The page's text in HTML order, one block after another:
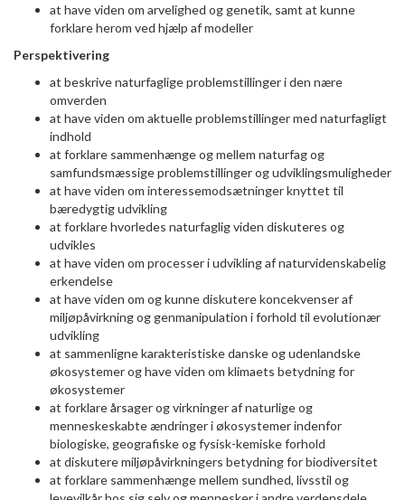
at have viden om arvelighed og genetik, samt at kunne
forklare herom ved hjælp af modeller
Perspektivering
at beskrive naturfaglige problemstillinger i den nære
omverden
at have viden om aktuelle problemstillinger med naturfagligt
indhold
at forklare sammenhænge og mellem naturfag og
samfundsmæssige problemstillinger og udviklingsmuligheder
at have viden om interessemodsætninger knyttet til
bæredygtig udvikling
at forklare hvorledes naturfaglig viden diskuteres og
udvikles
at have viden om processer i udvikling af naturvidenskabelig
erkendelse
at have viden om og kunne diskutere koncekvenser af
miljøpåvirkning og genmanipulation i forhold til evolutionær
udvikling
at sammenligne karakteristiske danske og udenlandske
økosystemer og have viden om klimaets betydning for
økosystemer
at forklare årsager og virkninger af naturlige og
menneskeskabte ændringer i økosystemer indenfor
biologiske, geografiske og fysisk-kemiske forhold
at diskutere miljøpåvirkningers betydning for biodiversitet
at forklare sammenhænge mellem sundhed, livsstil og